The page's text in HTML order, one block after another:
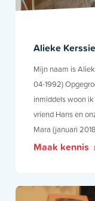
Alieke
Mijn naam is
04-1992)
inmiddels woon
vriend Hans en
Mara (januari
Maak kennis